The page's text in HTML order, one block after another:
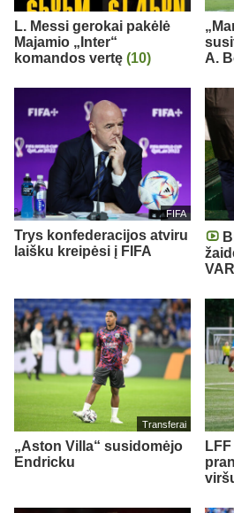
L. Messi gerokai pakėlė
Majamio „Inter“
komandos vertę (10)
A.
FIFA
Trys konfederacijos atviru
laišku kreipėsi į FIFA
Transferai
„Aston Villa“ susidomėjo
Endricku